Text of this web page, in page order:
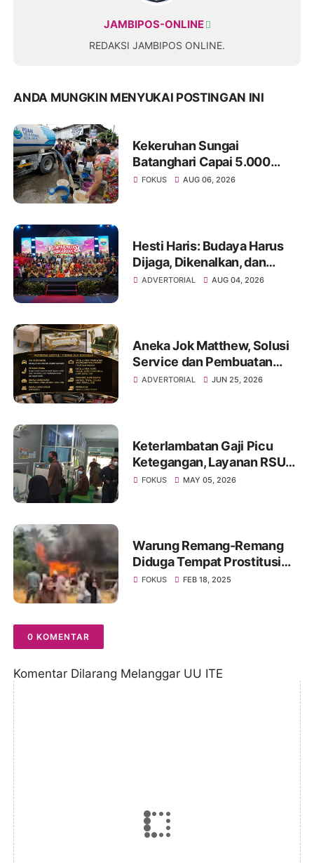
JAMBIPOS-ONLINE
REDAKSI JAMBIPOS ONLINE.
ANDA MUNGKIN MENYUKAI POSTINGAN INI
Kekeruhan Sungai
Batanghari Capai 5.000
NTU, Distribusi Air PDAM
FOKUS AUG 06, 2026
Hesti Haris: Budaya Harus
Dijaga, Dikenalkan, dan
Diwariskan
ADVERTORIAL AUG 04, 2026
Aneka Jok Matthew, Solusi
Service dan Pembuatan
Sofa hingga Interior Mobil di
ADVERTORIAL JUN 25, 2026
Keterlambatan Gaji Picu
Ketegangan, Layanan RSUD
Kolonel Abundjani Bangko
FOKUS MAY 05, 2026
Warung Remang-Remang
Diduga Tempat Prostitusi
Dibongkar Paksa Oleh
FOKUS FEB 18, 2025
0 KOMENTAR
Komentar Dilarang Melanggar UU ITE